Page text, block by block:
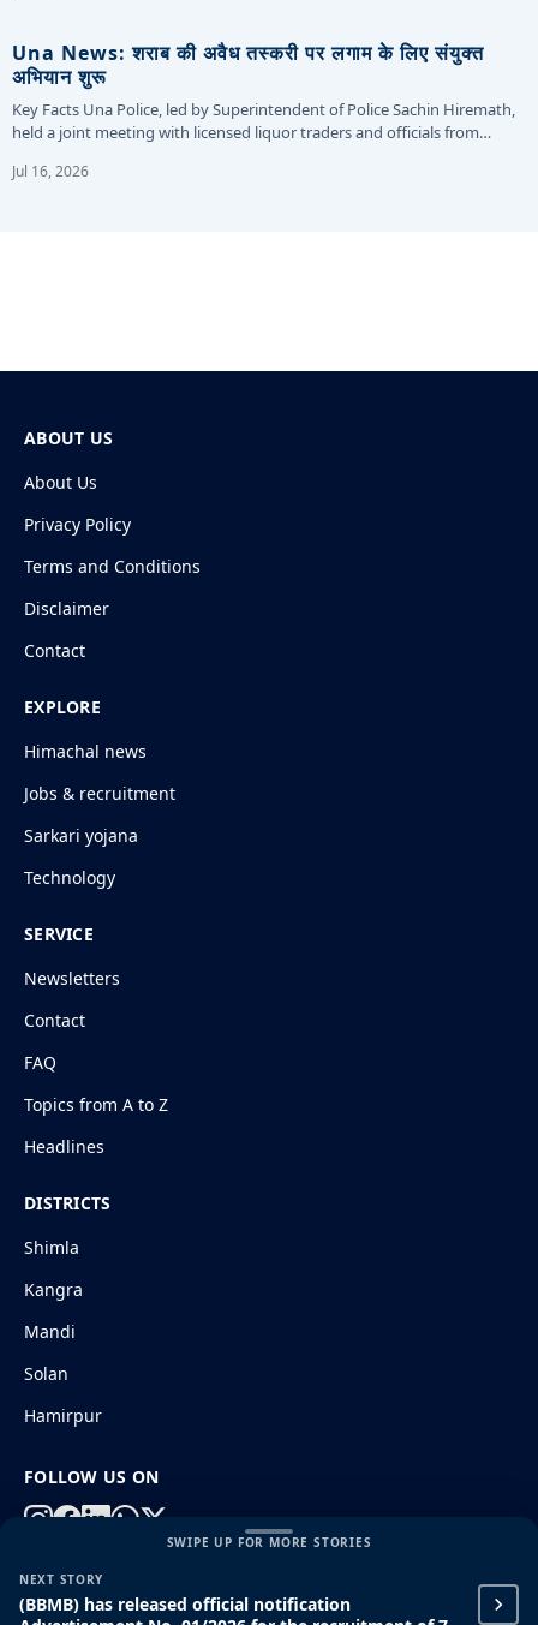
Una News: शराब की अवैध तस्करी पर लगाम के लिए संयुक्त
अभियान शुरू
Key Facts Una Police, led by Superintendent of Police Sachin Hiremath,
held a joint meeting with licensed liquor traders and officials from…
Jul 16, 2026
SWIPE UP FOR MORE STORIES
NEXT STORY
(BBMB) has released official notification
ABOUT US
About Us
Privacy Policy
Terms and Conditions
Disclaimer
Contact
EXPLORE
Himachal news
Jobs & recruitment
Sarkari yojana
Technology
SERVICE
Newsletters
Contact
FAQ
Topics from A to Z
Headlines
DISTRICTS
Shimla
Kangra
Mandi
Solan
Hamirpur
FOLLOW US ON
© 2026 HimachalGovt.com
| Terms and Conditions | Disclaimer